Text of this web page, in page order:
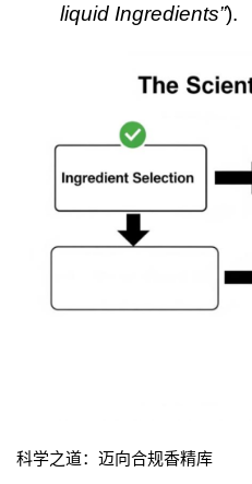
liquid Ingredients”).
科学之道：迈向合规香精库